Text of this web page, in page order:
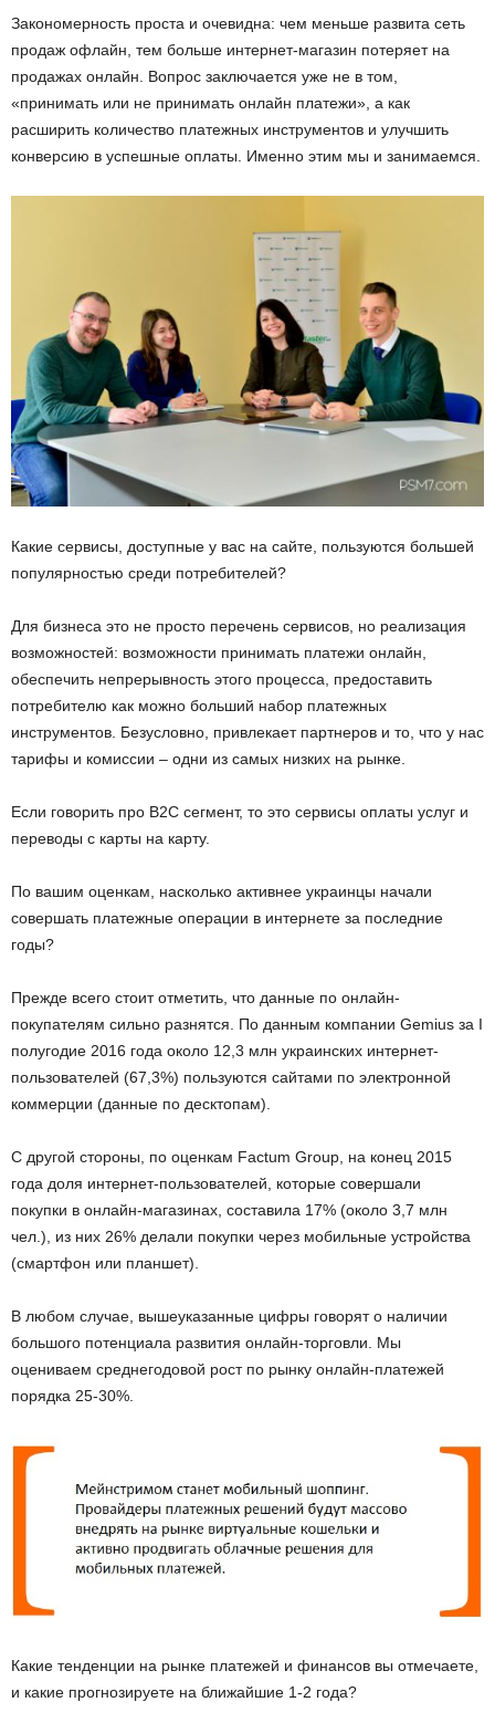
Закономерность проста и очевидна: чем меньше развита сеть
продаж офлайн, тем больше интернет-магазин потеряет на
продажах онлайн. Вопрос заключается уже не в том,
«принимать или не принимать онлайн платежи», а как
расширить количество платежных инструментов и улучшить
конверсию в успешные оплаты. Именно этим мы и занимаемся.
Какие сервисы, доступные у вас на сайте, пользуются большей
популярностью среди потребителей?
Для бизнеса это не просто перечень сервисов, но реализация
возможностей: возможности принимать платежи онлайн,
обеспечить непрерывность этого процесса, предоставить
потребителю как можно больший набор платежных
инструментов. Безусловно, привлекает партнеров и то, что у нас
тарифы и комиссии – одни из самых низких на рынке.
Если говорить про B2C сегмент, то это сервисы оплаты услуг и
переводы с карты на карту.
По вашим оценкам, насколько активнее украинцы начали
совершать платежные операции в интернете за последние
годы?
Прежде всего стоит отметить, что данные по онлайн-
покупателям сильно разнятся. По данным компании Gemius за I
полугодие 2016 года около 12,3 млн украинских интернет-
пользователей (67,3%) пользуются сайтами по электронной
коммерции (данные по десктопам).
С другой стороны, по оценкам Factum Group, на конец 2015
года доля интернет-пользователей, которые совершали
покупки в онлайн-магазинах, составила 17% (около 3,7 млн
чел.), из них 26% делали покупки через мобильные устройства
(смартфон или планшет).
В любом случае, вышеуказанные цифры говорят о наличии
большого потенциала развития онлайн-торговли. Мы
оцениваем среднегодовой рост по рынку онлайн-платежей
порядка 25-30%.
Какие тенденции на рынке платежей и финансов вы отмечаете,
и какие прогнозируете на ближайшие 1-2 года?